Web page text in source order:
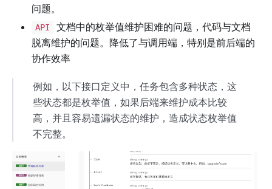
问题。
API
文档中的枚举值维护困难的问题，代码与文档
脱离维护的问题。降低了与调用端，特别是前后端的
协作效率
例如，以下接口定义中，任务包含多种状态，这
些状态都是枚举值，如果后端来维护成本比较
高，并且容易遗漏状态的维护，造成状态枚举值
不完整。